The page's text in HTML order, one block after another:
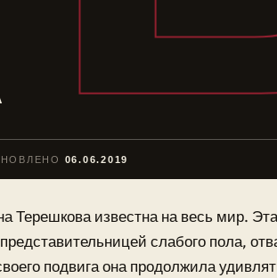
06.06.2019
Терешкова известна на весь мир.
слабого пола,
подвига она продолжила